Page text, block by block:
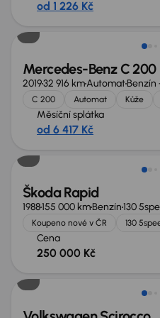
od 1 226 Kč
Mercedes-Benz C 200
201932 916 kmAutomatBenzín
C 200 Automat Kůže
Měsíční splátka
od 6 417 Kč
Škoda Rapid
1988155 000 kmBenzín130
Koupeno nové v ČR 130
Cena
250 000 Kč